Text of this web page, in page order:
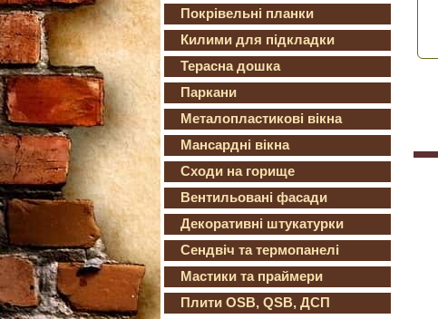
Покрівельні планки
Килими для підкладки
Терасна дошка
Паркани
Металопластикові вікна
Мансардні вікна
Сходи на горище
Вентильовані фасади
Декоративні штукатурки
Сендвіч та термопанелі
Мастики та праймери
Плити OSB, QSB, ДСП